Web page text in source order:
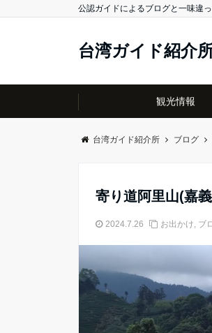
公認ガイドによるブログと一味違
台湾ガイド紹介
観光情報
台湾ガイド紹介所 ブログ
寄り道阿里山(嘉
2024.7.26 お出かけ, ブ